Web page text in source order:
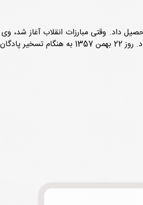
سوم دبیرستان ادامه تحصیل داد. وقتی مبارزات انقلاب
اعلامیه‌های امام خمینی(ره) را پخش می‌کرد و گاهی اوقات با اتومبیلش آنها